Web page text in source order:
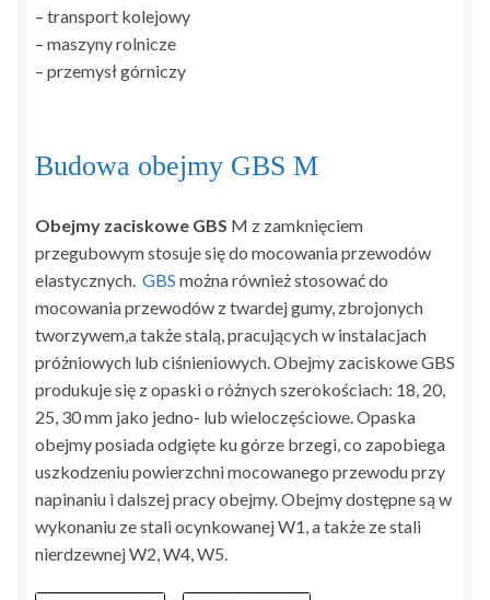
– transport kolejowy
– maszyny rolnicze
– przemysł górniczy
Budowa obejmy GBS M
Obejmy zaciskowe GBS M z zamknięciem
przegubowym stosuje się do mocowania przewodów
elastycznych. GBS można również stosować do
mocowania przewodów z twardej gumy, zbrojonych
tworzywem,a także stalą, pracujących w instalacjach
próżniowych lub ciśnieniowych. Obejmy zaciskowe GBS
produkuje się z opaski o różnych szerokościach: 18, 20,
25, 30 mm jako jedno- lub wieloczęściowe. Opaska
obejmy posiada odgięte ku górze brzegi, co zapobiega
uszkodzeniu powierzchni mocowanego przewodu przy
napinaniu i dalszej pracy obejmy. Obejmy dostępne są w
wykonaniu ze stali ocynkowanej W1, a także ze stali
nierdzewnej W2, W4, W5.